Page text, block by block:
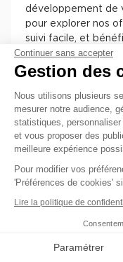
Affiner ma recherche
développement de
pour explorer nos
suivi facile, et
Chez Cushman &
vous assister dans
Trouvez
locaux à
pour
Les différentes
trouverez des
Continuer sans accepter
Gestion des
Nous utilisons plusieurs
mesurer notre audience,
statistiques,
et vous proposer des
meilleure expérience
Pour modifier vos
'Préférences de cookies'
Lire la politique de
Paramétrer